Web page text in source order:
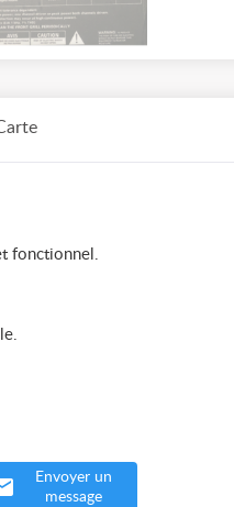
fonctionnel.
Envoyer un
message